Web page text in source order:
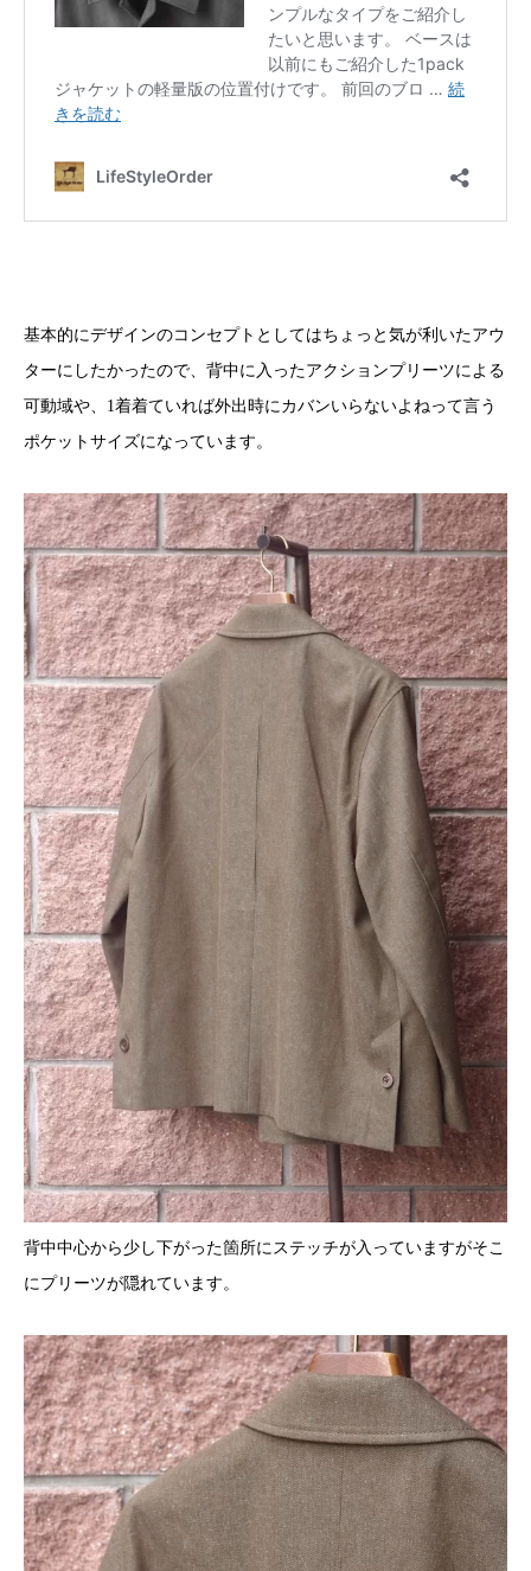
基本的にデザインのコンセプトとしてはちょっと気が利いたアウ
ターにしたかったので、背中に入ったアクションプリーツによる
可動域や、1着着ていれば外出時にカバンいらないよねって言う
ポケットサイズになっています。
背中中心から少し下がった箇所にステッチが入っていますがそこ
にプリーツが隠れています。